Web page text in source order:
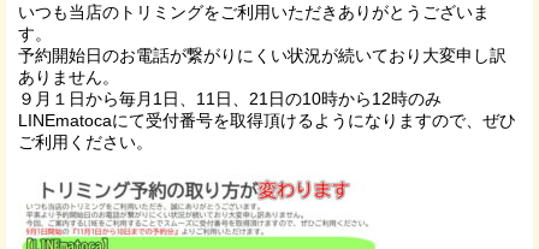
いつも当店のトリミングをご利用いただきありがとうございま
す。
予約開始日のお電話が繋がりにくい状況が続いており大変申し訳
ありません。
９月１日から毎月1日、11日、21日の10時から12時のみ
LINEmatocaにて受付番号を取得頂けるようになりますので、ぜひ
ご利用ください。